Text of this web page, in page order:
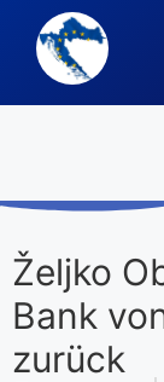
Željko
Bank
zurück